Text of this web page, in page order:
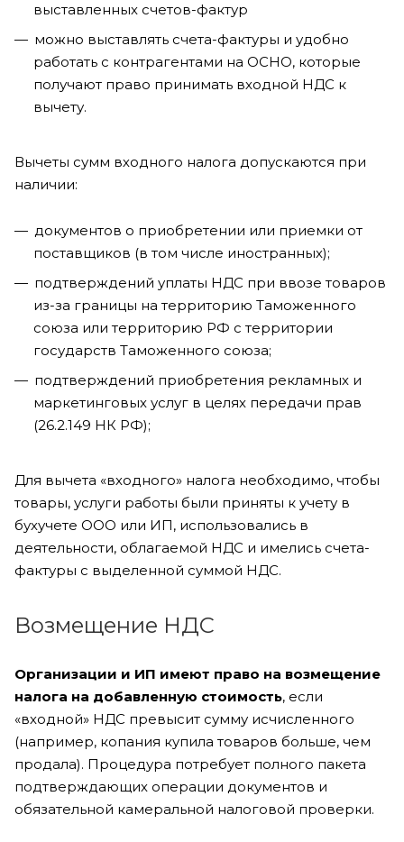
выставленных счетов-фактур
можно выставлять счета-фактуры и удобно
работать с контрагентами на ОСНО, которые
получают право принимать входной НДС к
вычету.
Вычеты сумм входного налога допускаются при
наличии:
документов о приобретении или приемки от
поставщиков (в том числе иностранных);
подтверждений уплаты НДС при ввозе товаров
из-за границы на территорию Таможенного
союза или территорию РФ с территории
государств Таможенного союза;
подтверждений приобретения рекламных и
маркетинговых услуг в целях передачи прав
(26.2.149 НК РФ);
Для вычета «входного» налога необходимо, чтобы
товары, услуги работы были приняты к учету в
бухучете ООО или ИП, использовались в
деятельности, облагаемой НДС и имелись счета-
фактуры с выделенной суммой НДС.
Возмещение НДС
Организации и ИП имеют право на возмещение
налога на добавленную стоимость, если
«входной» НДС превысит сумму исчисленного
(например, копания купила товаров больше, чем
продала). Процедура потребует полного пакета
подтверждающих операции документов и
обязательной камеральной налоговой проверки.